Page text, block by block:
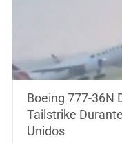
Boeing 777-36N
Tailstrike
Unidos